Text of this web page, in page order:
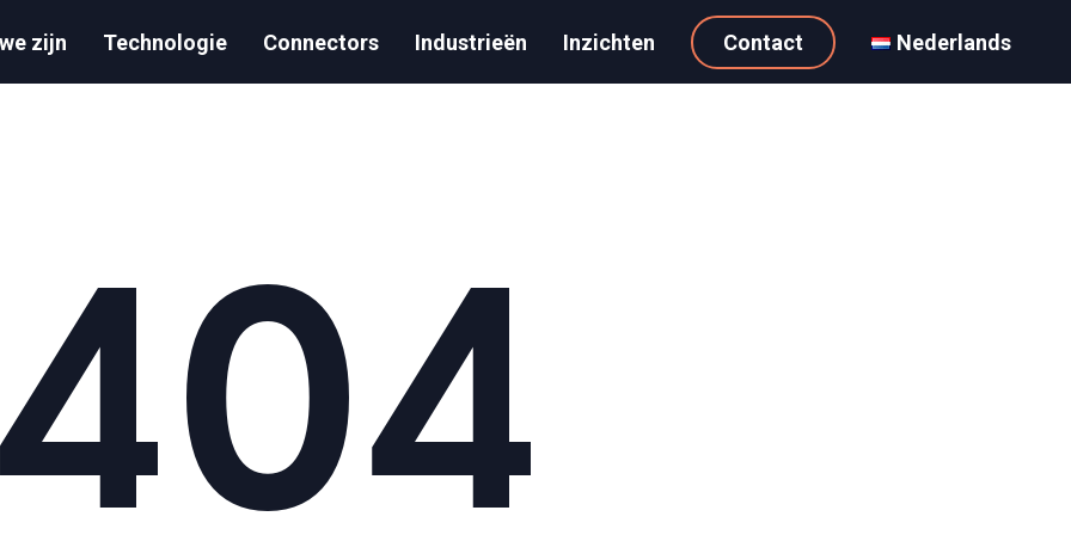
zijn Technologie Connectors Industrieën Inzichten Contact Nederlands
404